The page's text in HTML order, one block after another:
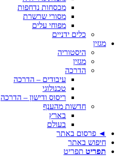
מכסחות נדחפות
מסורי שרשרת
מפוחי עלים
כלים ידניים
מגזין
היסטוריה
מגזין
הדרכה
עיבודים – הדרכה
טכנולוגי
ריסוס ודישון – הדרכה
חדשות מהענף
בארץ
בעולם
◄ פרסום באתר
חיפוש באתר
תפריט תפריט